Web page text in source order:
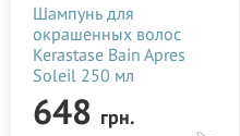
Шампунь для
окрашенных волос
Kerastase Bain Apres
Soleil 250 мл
648 грн.